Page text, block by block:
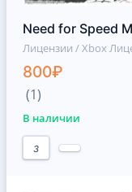
Need for Speed
Лицензии / Xbox
800₽
(1)
В наличии
3